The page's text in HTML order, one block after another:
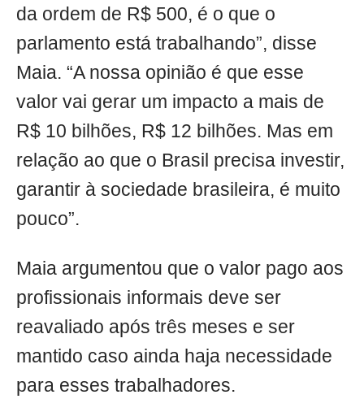
da ordem de R$ 500, é o que o
parlamento está trabalhando”, disse
Maia. “A nossa opinião é que esse
valor vai gerar um impacto a mais de
R$ 10 bilhões, R$ 12 bilhões. Mas em
relação ao que o Brasil precisa investir,
garantir à sociedade brasileira, é muito
pouco”.
Maia argumentou que o valor pago aos
profissionais informais deve ser
reavaliado após três meses e ser
mantido caso ainda haja necessidade
para esses trabalhadores.